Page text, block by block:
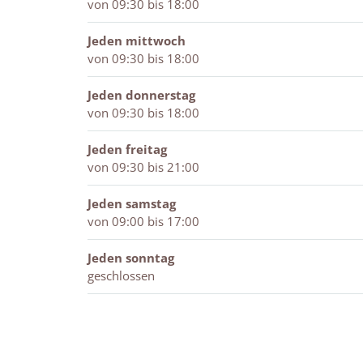
d
e
von 09:30 bis 18:00
Jeden mittwoch
von 09:30 bis 18:00
Jeden donnerstag
von 09:30 bis 18:00
Jeden freitag
von 09:30 bis 21:00
Jeden samstag
von 09:00 bis 17:00
Jeden sonntag
geschlossen